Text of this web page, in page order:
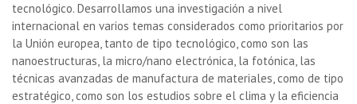
tecnológico. Desarrollamos una investigación a nivel
internacional en varios temas considerados como prioritarios por
la Unión europea, tanto de tipo tecnológico, como son las
nanoestructuras, la micro/nano electrónica, la fotónica, las
técnicas avanzadas de manufactura de materiales, como de tipo
estratégico, como son los estudios sobre el clima y la eficiencia